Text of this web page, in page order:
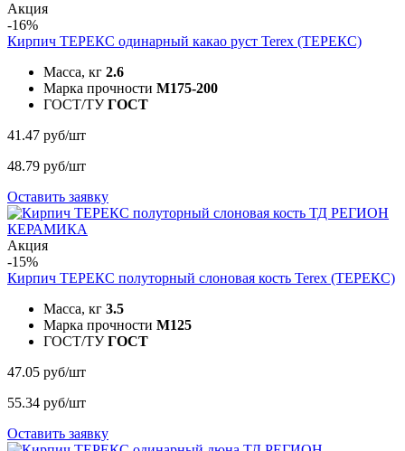
Акция
-16%
Кирпич ТЕРЕКС одинарный какао руст Terex (ТЕРЕКС)
Масса, кг 2.6
Марка прочности M175-200
ГОСТ/ТУ ГОСТ
41.47 руб/шт
48.79 руб/шт
Оставить заявку
Акция
-15%
Кирпич ТЕРЕКС полуторный слоновая кость Terex (ТЕРЕКС)
Масса, кг 3.5
Марка прочности M125
ГОСТ/ТУ ГОСТ
47.05 руб/шт
55.34 руб/шт
Оставить заявку